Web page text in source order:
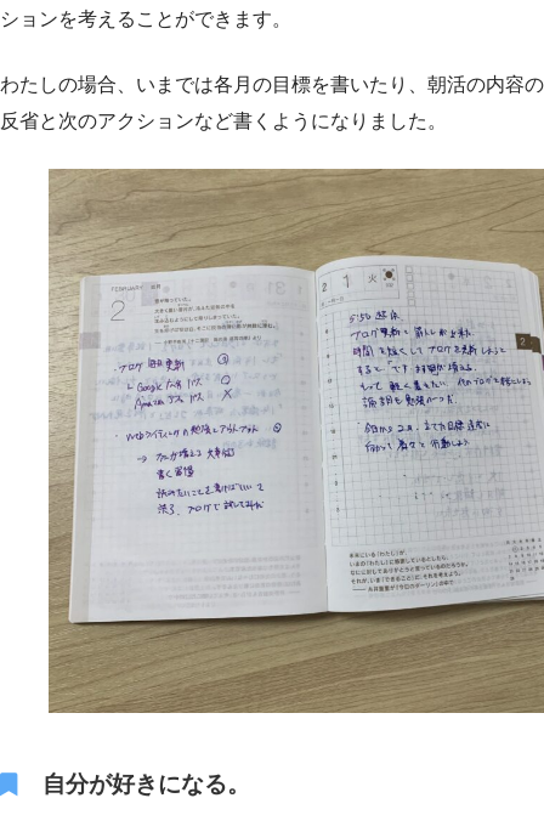
ションを考えることができます。
わたしの場合、いまでは各月の目標を書いたり、朝活の内容の
反省と次のアクションなど書くようになりました。
自分が好きになる。